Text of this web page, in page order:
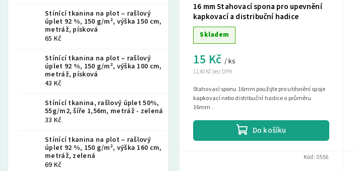
Stínící tkanina na plot – rašlový
úplet 92 %, 150 g/m², výška 150 cm,
metráž, písková
65 Kč
Stínící tkanina na plot – rašlový
úplet 92 %, 150 g/m², výška 100 cm,
metráž, písková
43 Kč
Stínící tkanina, rašlový úplet 50%,
55g/m2, šíře 1,56m, metráž - zelená
33 Kč
Stínící tkanina na plot – rašlový
úplet 92 %, 150 g/m², výška 160 cm,
metráž, zelená
69 Kč
16 mm Stahovací spona pro upevnění
kapkovací a distribuční hadice
Skladem
12,40 Kč bez DPH
15 Kč / ks
Do košíku
Stahovací sponu 16mm použijte pro utěsnění spoje
kapkovací nebo distribuční hadice o průměru
16mm .
Kód:0556